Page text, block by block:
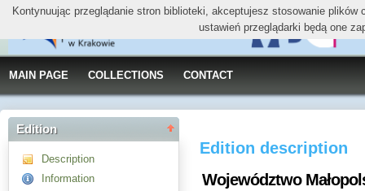
MAIN PAGE COLLECTIONS CONTACT
Edition
Description
Information
Edition description
Województwo
Kontynuując przeglądanie stron biblioteki, akceptujesz stosowanie
ustawień przeglądarki będą one